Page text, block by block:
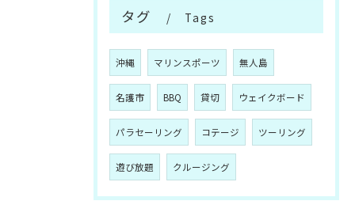
タグ Tags
沖縄 マリンスポーツ 無人島
名護市 BBQ 貸切 ウェイクボード
パラセーリング コテージ ツーリング
遊び放題 クルージング